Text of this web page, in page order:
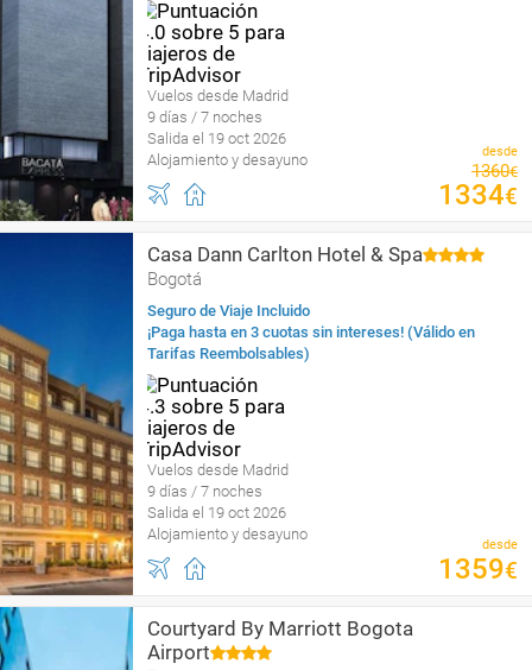
Vuelos desde Madrid
9 días / 7 noches
Salida el 19 oct 2026
Alojamiento y desayuno
desde
1360€
1334€
Casa Dann Carlton Hotel & Spa
Bogotá
Seguro de Viaje Incluido
¡Paga hasta en 3 cuotas sin intereses! (Válido en
Tarifas Reembolsables)
Vuelos desde Madrid
9 días / 7 noches
Salida el 19 oct 2026
Alojamiento y desayuno
desde
1359€
Courtyard By Marriott Bogota
Airport